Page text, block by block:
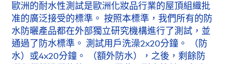
歐洲的耐水性測試是歐洲化妝品行業的屋頂組織批
准的廣泛接受的標準。 按照本標準，我們所有的防
水防曬產品都在外部獨立研究機構進行了測試，並
通過了防水標準。 測試用戶洗澡2x20分鐘。 （防
水）或4x20分鐘。 （額外防水），之後，剩餘防